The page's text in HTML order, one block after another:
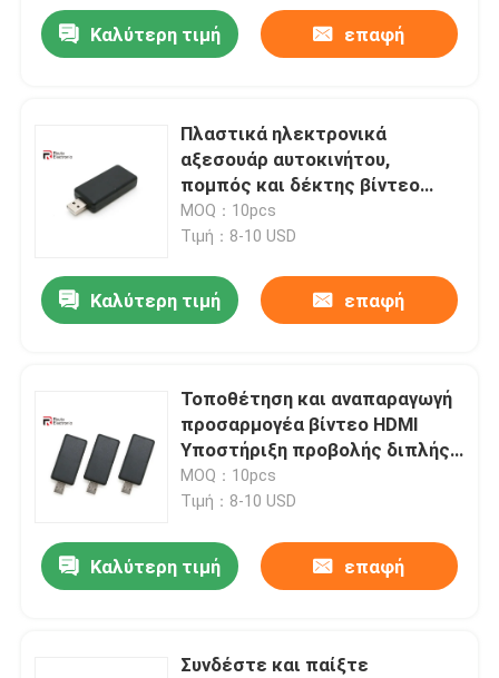
Καλύτερη τιμή επαφή
Πλαστικά ηλεκτρονικά
αξεσουάρ αυτοκινήτου,
πομπός και δέκτης βίντεο
HDMI 1080P
MOQ：10pcs
Τιμή：8-10 USD
Καλύτερη τιμή επαφή
Τοποθέτηση και αναπαραγωγή
προσαρμογέα βίντεο HDMI
Υποστήριξη προβολής διπλής
οθόνης
MOQ：10pcs
Τιμή：8-10 USD
Καλύτερη τιμή επαφή
Συνδέστε και παίξτε